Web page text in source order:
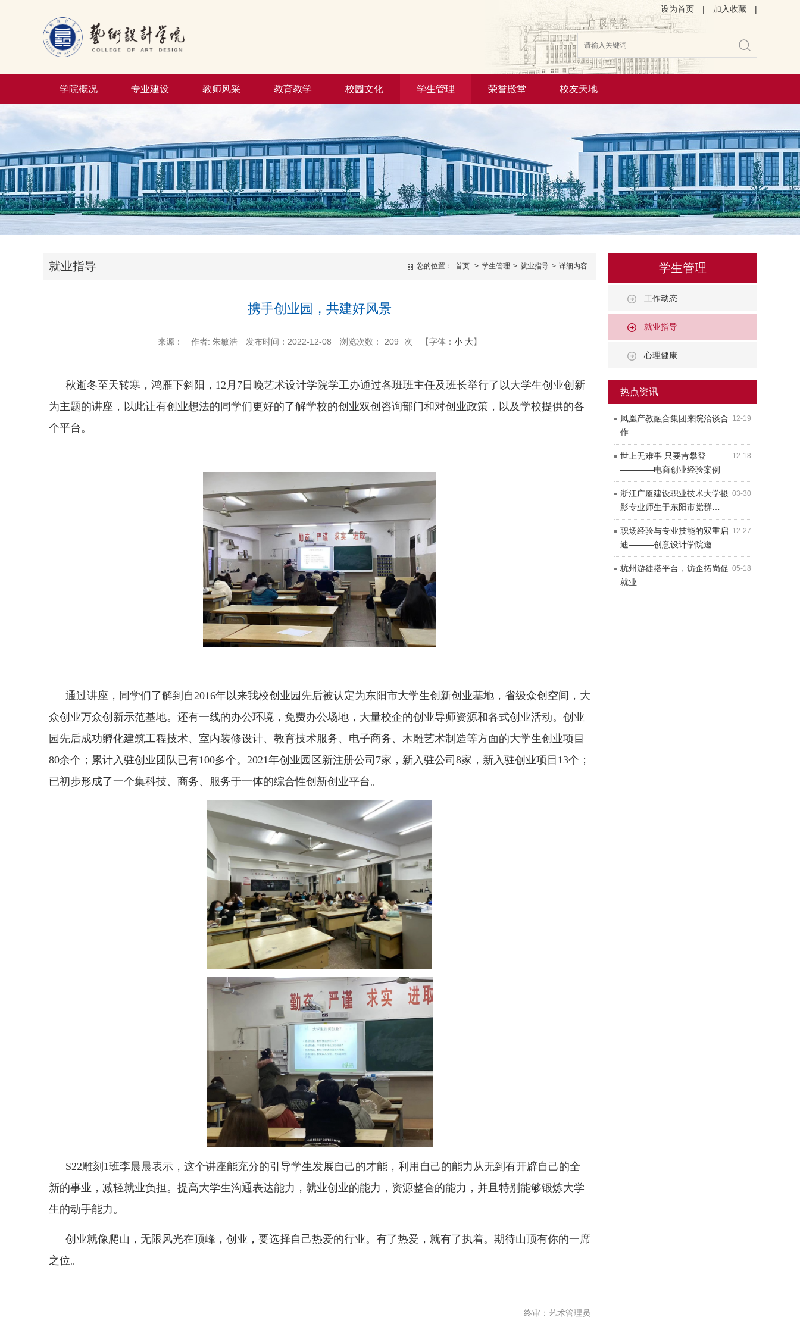
设为首页 | 加入收藏 |
学院概况 专业建设 教师风采 教育教学 校园文化 学生管理 荣誉殿堂 校友天地
学生管理
工作动态
就业指导
心理健康
热点资讯
12-19
凤凰产教融合集团来院洽谈合
作
12-18
世上无难事 只要肯攀登
————电商创业经验案例
03-30
浙江广厦建设职业技术大学摄
影专业师生于东阳市党群…
12-27
职场经验与专业技能的双重启
迪———创意设计学院邀…
05-18
杭州游徒搭平台，访企拓岗促
就业
您的位置： 首页 > 学生管理 > 就业指导 > 详细内容
就业指导
携手创业园，共建好风景
来源： 作者: 朱敏浩 发布时间：2022-12-08 浏览次数： 209 次 【字体： 小 大】
秋逝冬至天转寒，鸿雁下斜阳，12月7日晚艺术设计学院学工办通过各班班主任及班长举行了以大学生创业创新
为主题的讲座，以此让有创业想法的同学们更好的了解学校的创业双创咨询部门和对创业政策，以及学校提供的各
个平台。
通过讲座，同学们了解到自2016年以来我校创业园先后被认定为东阳市大学生创新创业基地，省级众创空间，大
众创业万众创新示范基地。还有一线的办公环境，免费办公场地，大量校企的创业导师资源和各式创业活动。创业
园先后成功孵化建筑工程技术、室内装修设计、教育技术服务、电子商务、木雕艺术制造等方面的大学生创业项目
80余个；累计入驻创业团队已有100多个。2021年创业园区新注册公司7家，新入驻公司8家，新入驻创业项目13个；
已初步形成了一个集科技、商务、服务于一体的综合性创新创业平台。
S22雕刻1班李晨晨表示，这个讲座能充分的引导学生发展自己的才能，利用自己的能力从无到有开辟自己的全
新的事业，减轻就业负担。提高大学生沟通表达能力，就业创业的能力，资源整合的能力，并且特别能够锻炼大学
生的动手能力。
创业就像爬山，无限风光在顶峰，创业，要选择自己热爱的行业。有了热爱，就有了执着。期待山顶有你的一席
之位。
终审：艺术管理员